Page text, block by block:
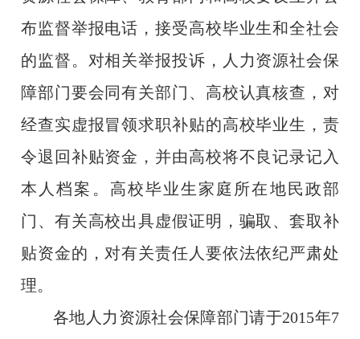
布监督举报电话，接受高校毕业生和全社会
的监督。对相关举报投诉，人力资源社会保
障部门要会同有关部门、高校认真核查，对
经查实虚报冒领求职补贴的高校毕业生，责
令退回补贴资金，并由高校将不良记录记入
本人档案。高校毕业生家庭所在地民政部
门、有关高校出具虚假证明，骗取、套取补
贴资金的，对有关责任人要依法依纪严肃处
理。
各地人力资源社会保障部门请于2015年7